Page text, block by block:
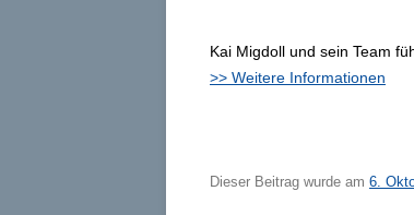
Kai Migdoll und sein Team
>> Weitere Informationen
Dieser Beitrag wurde am 6.